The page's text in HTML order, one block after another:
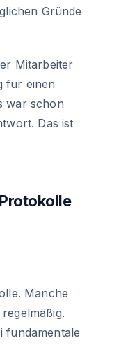
Gründe
Mitarbeiter
für einen
war schon
Das ist
Manche
fundamentale